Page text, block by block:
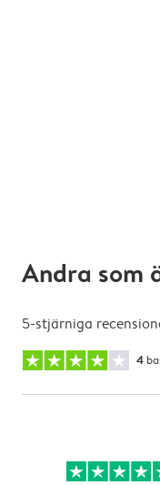
Andra som
5-stjärniga
4